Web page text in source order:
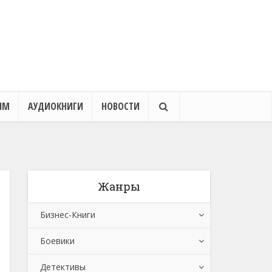
АУДИОКНИГИ НОВОСТИ
Жанры
Бизнес-Книги
Банковское дело
Бухучет, налогообложение, аудит
Боевики
Боевики: Прочее
Детективы